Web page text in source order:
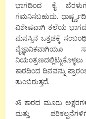
ಭಾಗದಿಂದ ಕೈ
ಗಮನಿಸಬಹುದು.
ವಿಶೇಷವಾಗಿ ತಲೆಯ
ಮನಸ್ಸಿನ ಒತ್ತಡಕ್ಕೆ
ವೈಜ್ಞಾನಿಕವಾಗಿಯೂ
ಕಾರದಿಂದ ದಿನವನ್ನು
ತುಂಬಿರುತ್ತದೆ.
ॐ ಕಾರದ ಮೂರು
ಮತ್ತು